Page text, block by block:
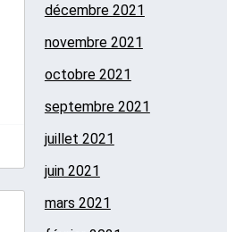
décembre 2021
novembre 2021
octobre 2021
septembre 2021
juillet 2021
juin 2021
mars 2021